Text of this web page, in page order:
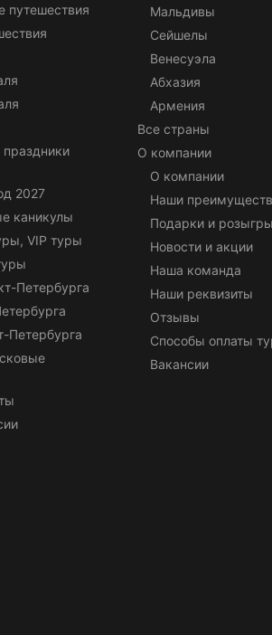
путешествия
2027
каникулы
VIP туры
Петербурга
Петербурга
Мальдивы
Сейшелы
Венесуэла
Абхазия
Армения
Все страны
О компании
О компании
Наши
Подарки и
Новости и акции
Наша команда
Наши реквизиты
Отзывы
Способы оплаты
Вакансии